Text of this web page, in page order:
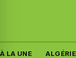
À LA UNE ALGÉRIE